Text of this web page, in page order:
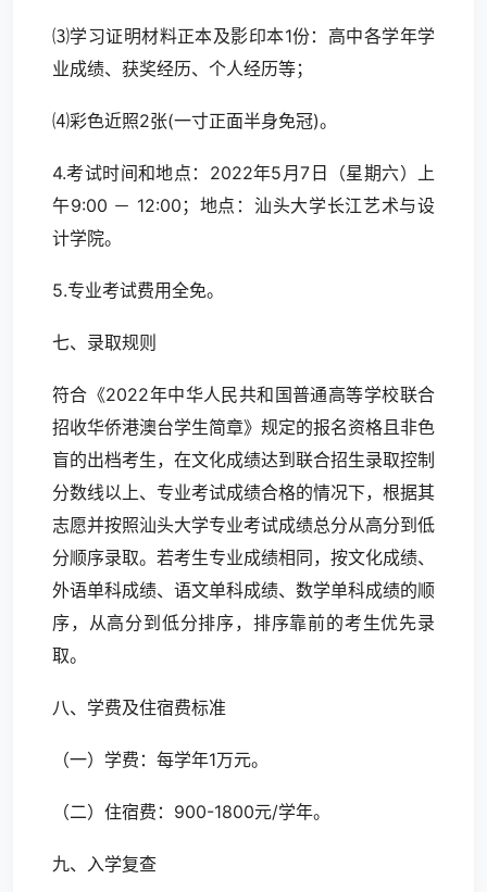
⑶学习证明材料正本及影印本1份：高中各学年学
业成绩、获奖经历、个人经历等；
⑷彩色近照2张(一寸正面半身免冠)。
4.考试时间和地点：2022年5月7日（星期六）上
午9:00 － 12:00；地点：汕头大学长江艺术与设
计学院。
5.专业考试费用全免。
七、录取规则
符合《2022年中华人民共和国普通高等学校联合
招收华侨港澳台学生简章》规定的报名资格且非色
盲的出档考生，在文化成绩达到联合招生录取控制
分数线以上、专业考试成绩合格的情况下，根据其
志愿并按照汕头大学专业考试成绩总分从高分到低
分顺序录取。若考生专业成绩相同，按文化成绩、
外语单科成绩、语文单科成绩、数学单科成绩的顺
序，从高分到低分排序，排序靠前的考生优先录
取。
八、学费及住宿费标准
（一）学费：每学年1万元。
（二）住宿费：900-1800元/学年。
九、入学复查